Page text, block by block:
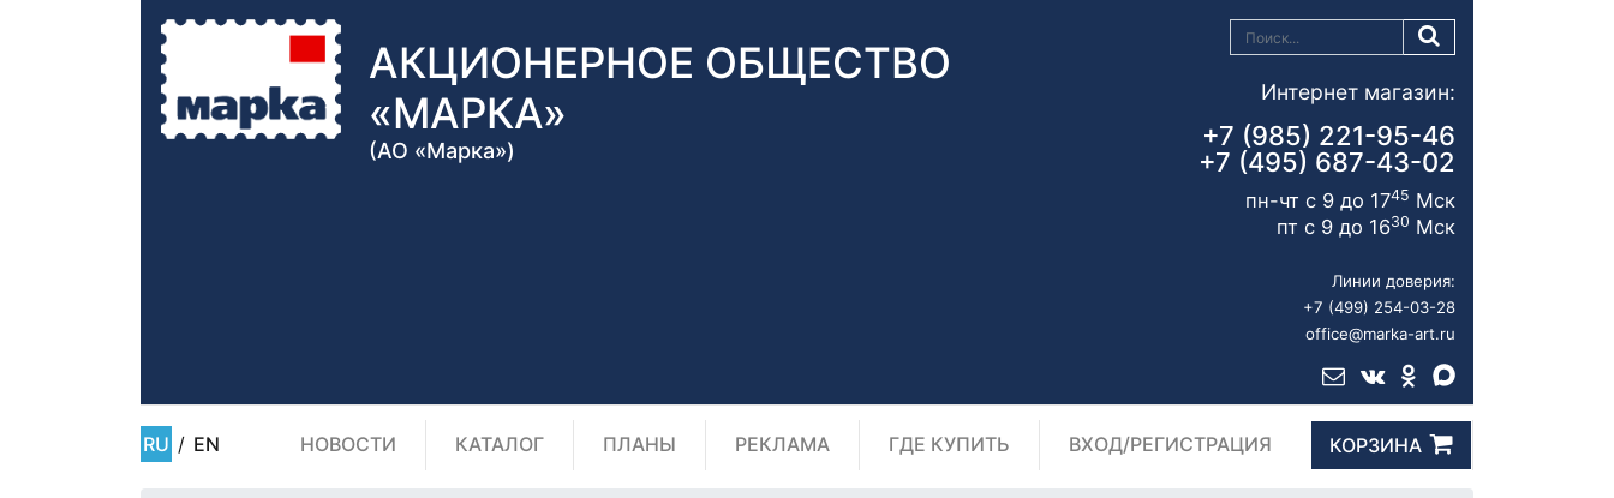
АКЦИОНЕРНОЕ ОБЩЕСТВО
«МАРКА»
(АО «Марка»)
Интернет магазин:
+7 (985) 221-95-46
+7 (495) 687-43-02
пн-чт с 9 до 1745 Мск
пт с 9 до 1630 Мск
Линии доверия:
+7 (499) 254-03-28
office@marka-art.ru
RU / EN НОВОСТИ КАТАЛОГ ПЛАНЫ РЕКЛАМА ГДЕ КУПИТЬ ВХОД/РЕГИСТРАЦИЯ КОРЗИНА